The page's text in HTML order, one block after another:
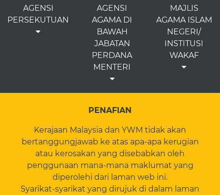
AGENSI
PERSEKUTUAN
AGENSI
AGAMA DI
BAWAH
JABATAN
PERDANA
MENTERI
MAJLIS
AGAMA ISLAM
NEGERI/
INSTITUSI
WAKAF
PENAFIAN
Kerajaan Malaysia dan YWM tidak akan
bertanggungjawab ke atas apa-apa kerugian
atau kerosakan yang disebabkan oleh
penggunaan mana-mana maklumat yang
diperolehi dari laman web ini.
Syarikat-syarikat yang dirujuk di dalam laman